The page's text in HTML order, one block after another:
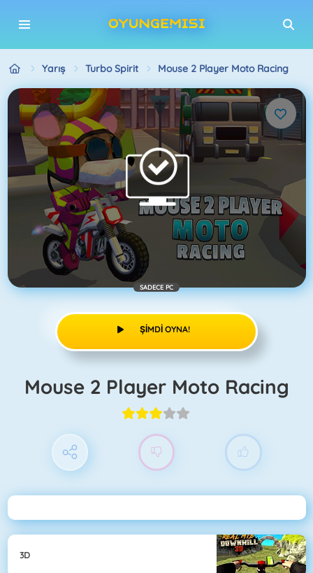
Yarış Turbo Spirit Mouse 2 Player Moto Racing
SADECE PC
ŞIMDI OYNA!
Mouse 2 Player Moto Racing
3D